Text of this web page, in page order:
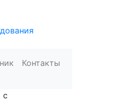
Контакты
с